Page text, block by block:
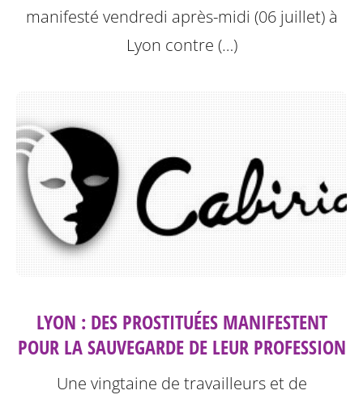
manifesté vendredi après-midi (06 juillet) à
Lyon contre (…)
LYON : DES PROSTITUÉES MANIFESTENT
POUR LA SAUVEGARDE DE LEUR PROFESSION
Une vingtaine de travailleurs et de